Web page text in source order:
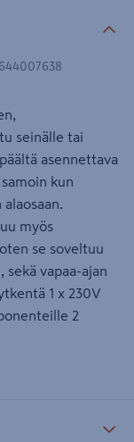
seinälle tai
asennettava
kun
myös
se soveltuu
vapaa-ajan
1 x 230V
2